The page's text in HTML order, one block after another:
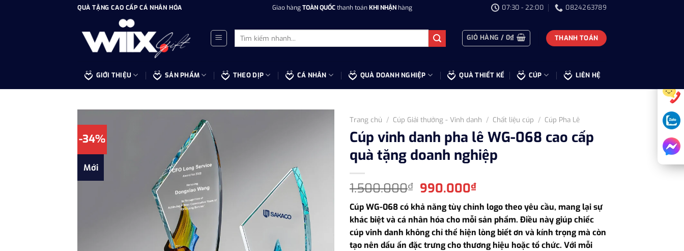
QUÀ TẶNG CAO CẤP CÁ NHÂN HÓA Giao hàngTOÀN QUỐCthanh toánKHI NHẬNhàng 07:30 - 22:00 0824263789
Tìm
kiếm:
GIỎ HÀNG / 0₫ THANH TOÁN
GIỚI THIỆU SẢN PHẨM THEO DỊP CÁ NHÂN QUÀ DOANH NGHIỆP QUÀ THIẾT KẾ CÚP LIÊN HỆ
-34%
Mới
Trang chủ / Cúp Giải thưởng - Vinh danh / Chất liệu cúp / Cúp Pha Lê
Cúp vinh danh pha lê WG-068 cao cấp
quà tặng doanh nghiệp
1.500.000₫ Giá
gốc
là:
1.500.000₫.
990.000₫Giá
hiện
tại
là:
990.000₫.
Cúp WG-068 có khả năng tùy chỉnh logo theo yêu cầu, mang lại sự
khác biệt và cá nhân hóa cho mỗi sản phẩm. Điều này giúp chiếc
cúp vinh danh không chỉ thể hiện lòng biết ơn và kính trọng mà còn
tạo nên dấu ấn đặc trưng cho thương hiệu hoặc tổ chức. Với mỗi